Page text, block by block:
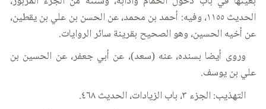
الحديث ١١٥٥، وفيه: أحمد بن محمد، عن الحسن بن علي بن يقطين،
عن أخيه الحسين، وهو الصحيح بقرينة سائر الروايات.
وروى أيضا بسنده، عنه (سعد)، عن أبي جعفر، عن الحسين بن
علي بن يوسف.
التهذيب: الجزء ٣، باب الزيادات، الحديث ٤٦٨.